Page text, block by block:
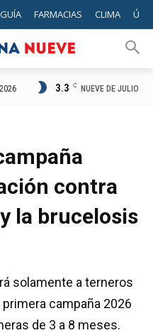
GUÍA FARMACIAS CLIMA
3.3 C NUEVE DE JULIO
contra
la brucelosis
solamente a terneros
campaña 2026
de 3 a 8 meses.